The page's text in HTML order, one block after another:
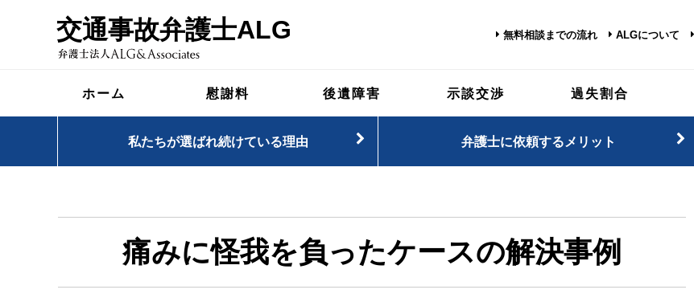
交通事故弁護士ALG 無料相談までの流れ ALGについて
ホーム 慰謝料 後遺障害 示談交渉 過失割合
私たちが選ばれ続けている理由 弁護士に依頼するメリット
痛みに怪我を負ったケースの解決事例